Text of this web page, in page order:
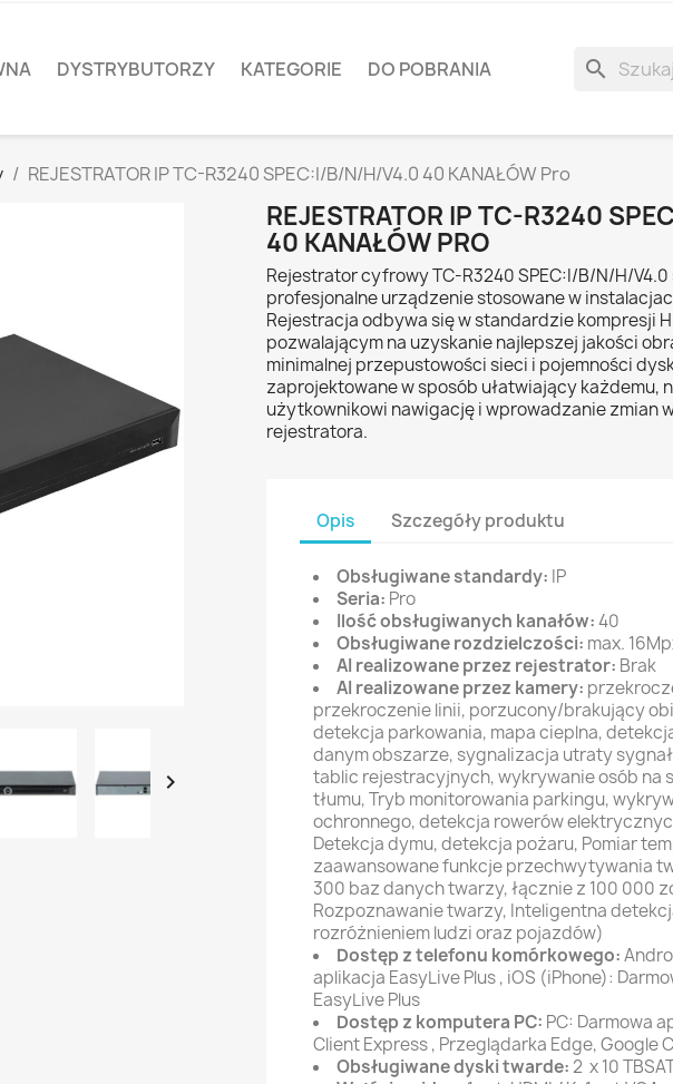
DYSTRYBUTORZY KATEGORIE DO POBRANIA search
REJESTRATOR IP TC-R3240 SPEC:I/B/N/H/V4.0 40 KANAŁÓW Pro

REJESTRATOR IP TC-R3240
40 KANAŁÓW PRO
Rejestrator cyfrowy TC-R3240 SPEC:I/B/N/H/V4.0
profesjonalne urządzenie stosowane w
Rejestracja odbywa się w standardzie kompresji
pozwalającym na uzyskanie najlepszej jakości
minimalnej przepustowości sieci i pojemności
zaprojektowane w sposób ułatwiający każdemu,
użytkownikowi nawigację i wprowadzanie zmian
rejestratora.
Opis Szczegóły produktu
Obsługiwane standardy: IP
Seria: Pro
Ilość obsługiwanych kanałów:40
Obsługiwane rozdzielczości: max.
AI realizowane przez rejestrator: Brak
AI realizowane przez kamery:
przekroczenie linii, porzucony/brakujący
detekcja parkowania, mapa cieplna,
danym obszarze, sygnalizacja utraty
tablic rejestracyjnych, wykrywanie osób na
tłumu, Tryb monitorowania parkingu,
ochronnego, detekcja rowerów
Detekcja dymu, detekcja pożaru, Pomiar
zaawansowane funkcje przechwytywania
300 baz danych twarzy, łącznie z 100 000
Rozpoznawanie twarzy, Inteligentna
rozróżnieniem ludzi oraz pojazdów)
Dostęp z telefonu komórkowego:
aplikacja EasyLive Plus , iOS (iPhone):
EasyLive Plus
Dostęp z komputera PC: PC: Darmowa
Client Express , Przeglądarka Edge, Google
Obsługiwane dyski twarde:2 x 10